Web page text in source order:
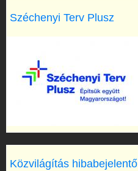
Széchenyi Terv Plusz
Közvilágítás hibabejelentő